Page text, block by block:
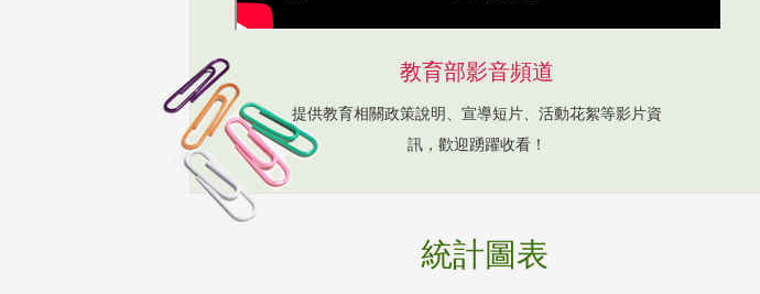
教育部影音頻道
提供教育相關政策說明、宣導短片、活動花絮等影片資
訊，歡迎踴躍收看！
統計圖表